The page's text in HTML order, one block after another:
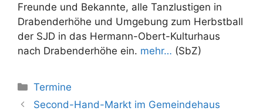
Freunde und Bekannte, alle Tanzlustigen in
Drabenderhöhe und Umgebung zum Herbstball
der SJD in das Hermann-Obert-Kulturhaus
nach Drabenderhöhe ein. mehr… (SbZ)
Kategorien
Termine
Second-Hand-Markt im Gemeindehaus